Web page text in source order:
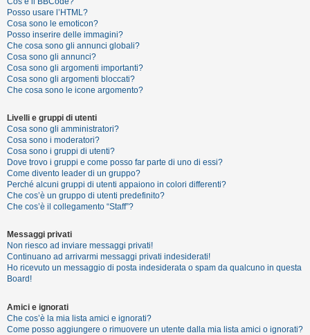
g
o
m
e
n
t
a
t
t
i
v
i
C
e
r
c
a
Posso usare l’HTML?
Cosa sono le emoticon?
Posso inserire delle immagini?
Che cosa sono gli annunci globali?
Cosa sono gli annunci?
Cosa sono gli argomenti importanti?
Cosa sono gli argomenti bloccati?
Che cosa sono le icone argomento?
Livelli e gruppi di utenti
Cosa sono gli amministratori?
Cosa sono i moderatori?
Cosa sono i gruppi di utenti?
Dove trovo i gruppi e come posso far parte di uno di essi?
Come divento leader di un gruppo?
Perché alcuni gruppi di utenti appaiono in colori differenti?
Che cos’è un gruppo di utenti predefinito?
Che cos’è il collegamento “Staff”?
Messaggi privati
Non riesco ad inviare messaggi privati!
Continuano ad arrivarmi messaggi privati indesiderati!
Ho ricevuto un messaggio di posta indesiderata o spam da qualcuno in questa
Board!
Amici e ignorati
Che cos’è la mia lista amici e ignorati?
Come posso aggiungere o rimuovere un utente dalla mia lista amici o ignorati?